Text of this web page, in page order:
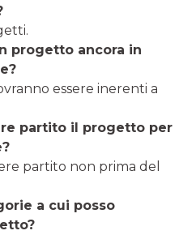
progetto ancora in
essere inerenti a
partito il progetto per
partito non prima del
a cui posso